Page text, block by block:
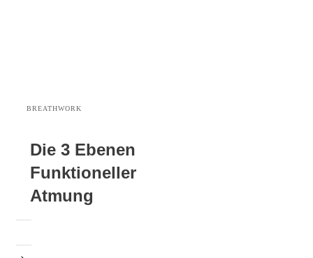
BREATHWORK
Die 3 Ebenen
Funktioneller
Atmung